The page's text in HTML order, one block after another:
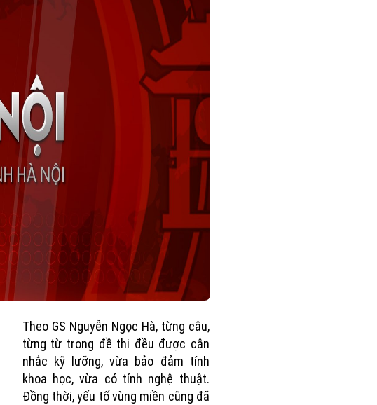
Theo GS Nguyễn Ngọc Hà, từng câu,
từng từ trong đề thi đều được cân
nhắc kỹ lưỡng, vừa bảo đảm tính
khoa học, vừa có tính nghệ thuật.
Đồng thời, yếu tố vùng miền cũng đã